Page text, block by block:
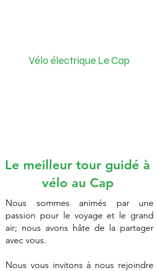
Vélo électrique Le Cap
Le meilleur tour guidé à
vélo au Cap
Nous sommes animés par une
passion pour le voyage et le grand
air; nous avons hâte de la partager
avec vous.
Nous vous invitons à nous rejoindre